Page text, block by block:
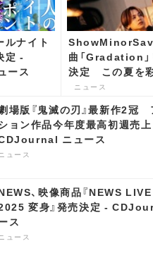
ルナイト
定 -
ース
曲「Gradation」
決定 この夏を
な一曲 -
ニュース
場版『鬼滅の刃』最新作2冠
ョン作品今年度最高初週売
ニュース
ュース
、映像商品『NEWS
変身』発売決定 -
ス
ュース